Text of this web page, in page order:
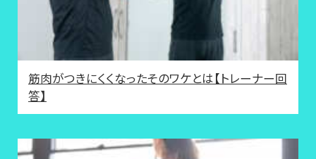
筋肉がつきにくくなったそのワケとは【トレーナー回
答】